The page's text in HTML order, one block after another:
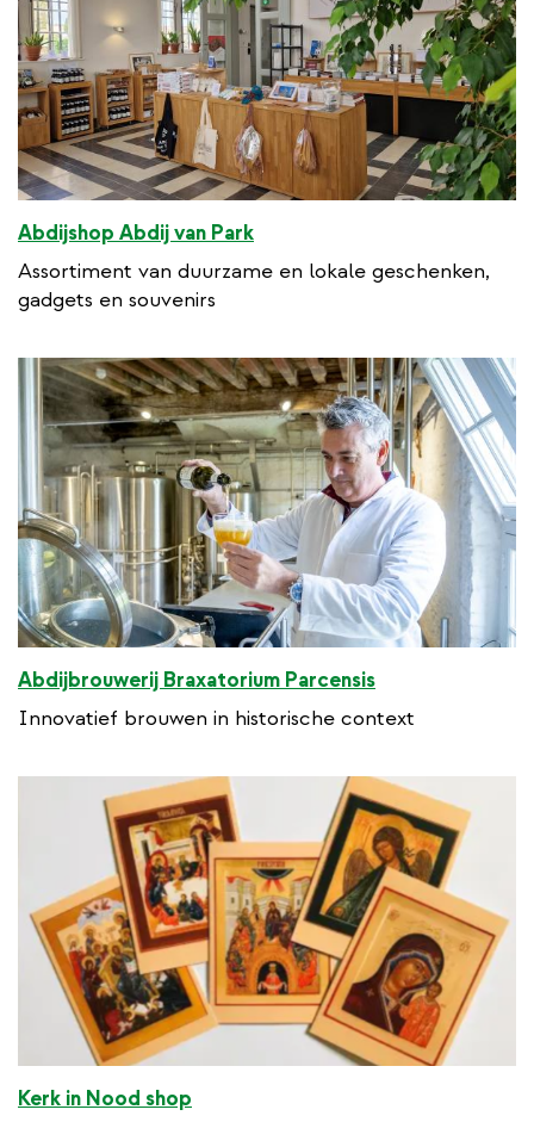
Abdijshop Abdij van Park
Assortiment van duurzame en lokale geschenken,
gadgets en souvenirs
Abdijbrouwerij Braxatorium Parcensis
Innovatief brouwen in historische context
Kerk in Nood shop